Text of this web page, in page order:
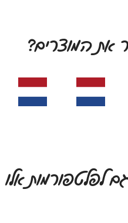
לפלטפורמות אלו
את המוצרים?